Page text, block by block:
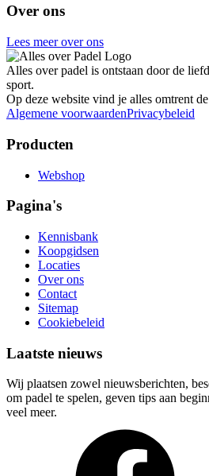
Over ons
Lees meer over ons
Alles over padel is ontstaan door de
sport.
Op deze website vind je alles omtrent
Algemene voorwaardenPrivacybeleid
Producten
Webshop
Pagina's
Kennisbank
Koopgidsen
Locaties
Over ons
Contact
Sitemap
Cookiebeleid
Laatste nieuws
Wij plaatsen zowel nieuwsberichten,
om padel te spelen, geven tips aan
veel meer.